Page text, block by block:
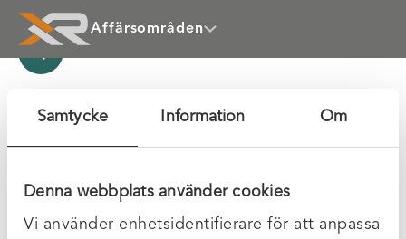
Samtycke Information Om
Denna webbplats använder cookies
Vi använder enhetsidentifierare för att anpassa
Affärsområden
XR Kvalitetspolicy
Av: Emma